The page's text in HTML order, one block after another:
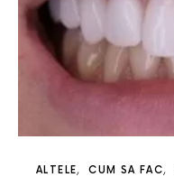
ALTELE CUM SA FAC